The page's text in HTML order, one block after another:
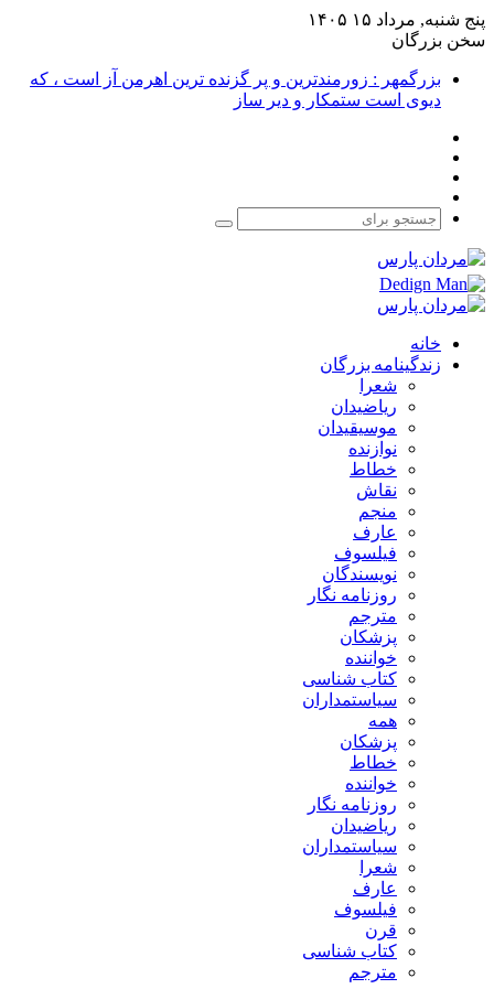
پنج شنبه, مرداد ۱۵ ۱۴۰۵
سخن بزرگان
بزرگمهر : زورمندترین و پر گزنده ترین اهرمن آز است ، که
دیوی است ستمکار و دیر ساز
جستجو
خانه
زندگینامه بزرگان
شعرا
ریاضیدان
موسیقیدان
نوازنده
خطاط
نقاش
منجم
عارف
فیلسوف
نویسندگان
روزنامه نگار
مترجم
پزشکان
خواننده
کتاب شناسی
سیاستمداران
همه
پزشکان
خطاط
خواننده
روزنامه نگار
ریاضیدان
سیاستمداران
شعرا
عارف
فیلسوف
قرن
کتاب شناسی
مترجم